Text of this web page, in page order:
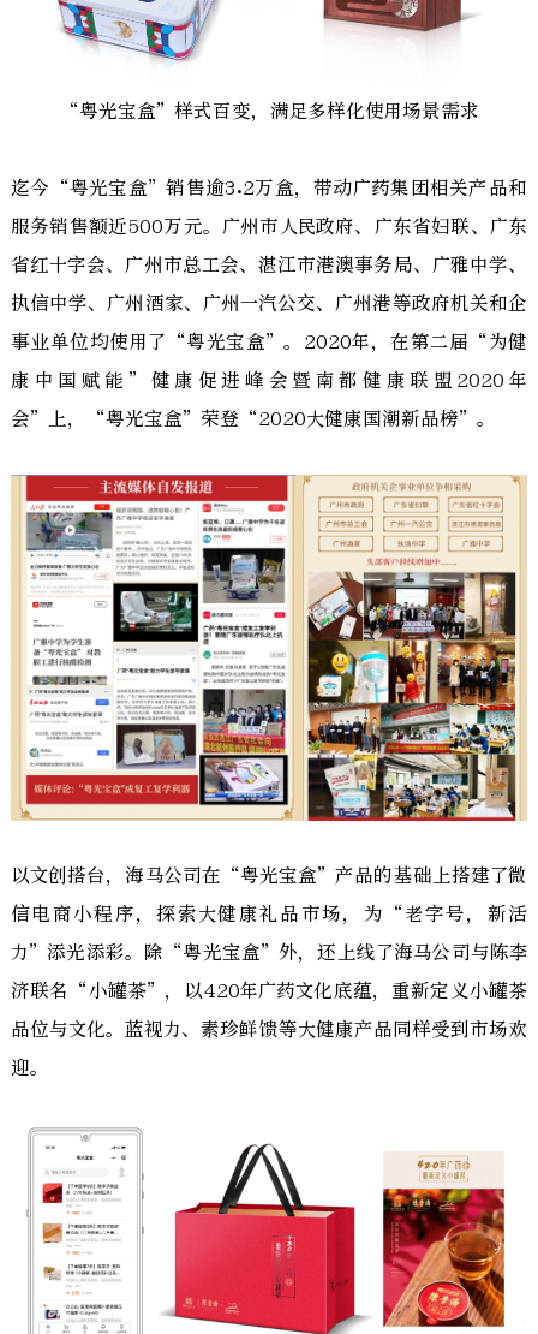
“粤光宝盒”样式百变，满足多样化使用场景需求
迄今“粤光宝盒”销售逾3.2万盒，带动广药集团相关产品和
服务销售额近500万元。广州市人民政府、广东省妇联、广东
省红十字会、广州市总工会、湛江市港澳事务局、广雅中学、
执信中学、广州酒家、广州一汽公交、广州港等政府机关和企
事业单位均使用了“粤光宝盒”。2020年，在第二届“为健
康中国赋能”健康促进峰会暨南都健康联盟2020年
会”上，“粤光宝盒”荣登“2020大健康国潮新品榜”。
以文创搭台，海马公司在“粤光宝盒”产品的基础上搭建了微
信电商小程序，探索大健康礼品市场，为“老字号，新活
力”添光添彩。除“粤光宝盒”外，还上线了海马公司与陈李
济联名“小罐茶”，以420年广药文化底蕴，重新定义小罐茶
品位与文化。蓝视力、素珍鲜馈等大健康产品同样受到市场欢
迎。